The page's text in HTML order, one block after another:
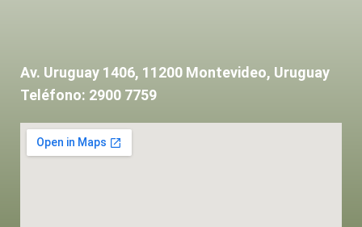
Av. Uruguay 1406, 11200 Montevideo, Uruguay
Teléfono: 2900 7759